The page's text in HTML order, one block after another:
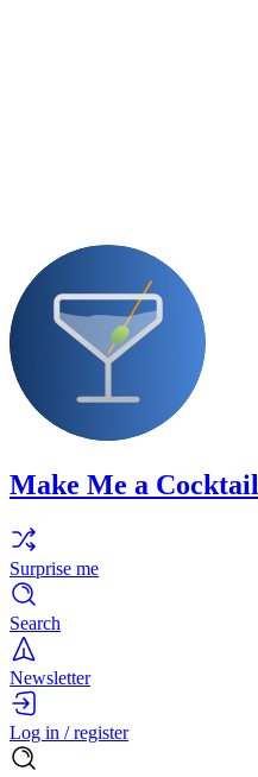
Make Me a Cocktail
Surprise me
Search
Newsletter
Log in / register